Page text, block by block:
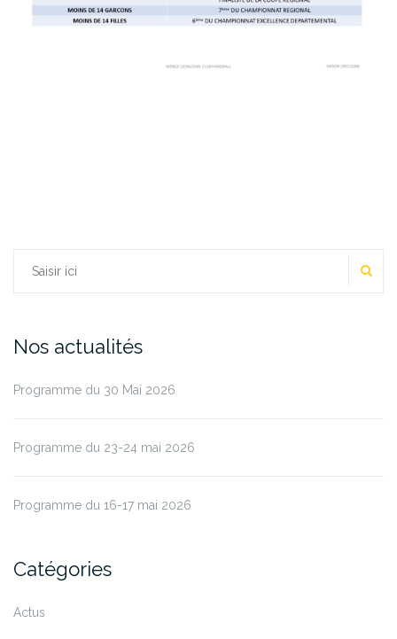
Rechercher :
Nos actualités
Programme du 30 Mai 2026
Programme du 23-24 mai 2026
Programme du 16-17 mai 2026
Catégories
Actus